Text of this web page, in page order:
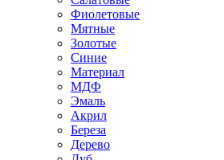
Фиолетовые
Мятные
Золотые
Синие
Материал
МДФ
Эмаль
Акрил
Береза
Дерево